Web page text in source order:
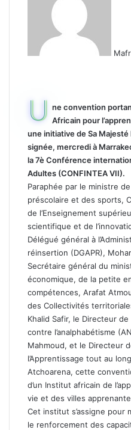
U ne convention
Africain pour
une initiative de Sa
signée, mercredi à
la 7è Conférence
Adultes (CONFINTEA VII).
Paraphée par le ministre
préscolaire et des sports,
de l’Enseignement
scientifique et de
Délégué général à
réinsertion (DGAPR),
Secrétaire général du
économique, de la petite
compétences, Arafat
des Collectivités
Khalid Safir, le Directeur
contre l’analphabétisme
Mahmoud, et le Directeur
l’Apprentissage tout au
Atchoarena, cette
d’un Institut africain de
vie et des villes
Cet institut s’assigne pour
le renforcement des